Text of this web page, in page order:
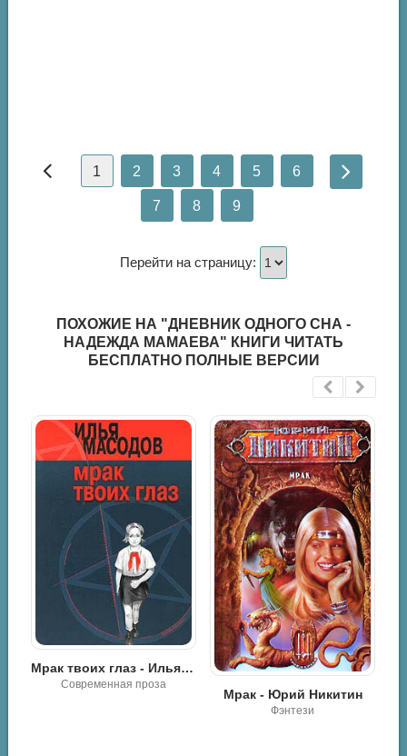
1 2 3 4 5 6
7 8 9
Перейти на страницу:
ПОХОЖИЕ НА "ДНЕВНИК ОДНОГО СНА -
НАДЕЖДА МАМАЕВА" КНИГИ ЧИТАТЬ
БЕСПЛАТНО ПОЛНЫЕ ВЕРСИИ
Мрак - Юрий Никитин
Агриция - Александр Александрович Чечитов